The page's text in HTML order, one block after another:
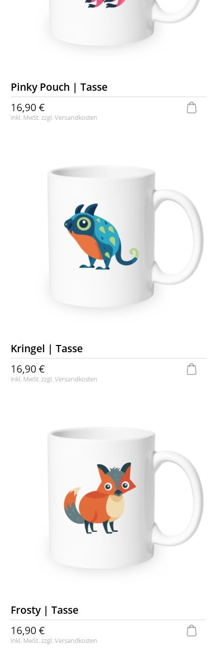
Pinky Pouch | Tasse
16,90 €
inkl. MwSt. zzgl.Versandkosten
Kringel | Tasse
16,90 €
inkl. MwSt. zzgl.Versandkosten
Frosty | Tasse
16,90 €
inkl. MwSt. zzgl.Versandkosten